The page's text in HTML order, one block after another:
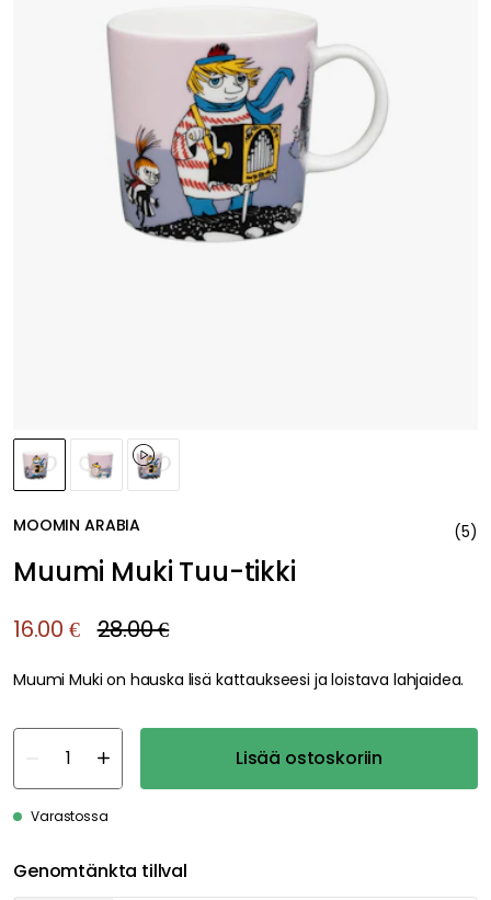
MOOMIN ARABIA (5)
Muumi Muki Tuu-tikki
16.00 € 28.00 €
Muumi Muki on hauska lisä kattaukseesi ja loistava lahjaidea.
Lisää ostoskoriin
Varastossa
Genomtänkta tillval